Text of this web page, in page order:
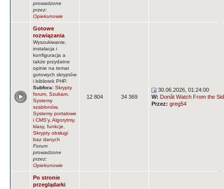
prowadzone
przez:
Opiekunowie
Gotowe
rozwiązania
Wyszukiwanie,
instalacja i
konfiguracja a
także przydatne
opinie na temat
gotowych skryptów
i bibliotek PHP.
Subfora: Skrypty
forum Szukam
Systemy
szablonów,
Systemy portalowe
i CMS'y, Algorytmy,
klasy, funkcje
Skrypty obsługi
baz danych
Forum
prowadzone
przez:
Opiekunowie
12 804 34 369
30.06.2026, 01:24:00
W: Donât Watch From the
Przez: greg54
Po stronie
przeglądarki